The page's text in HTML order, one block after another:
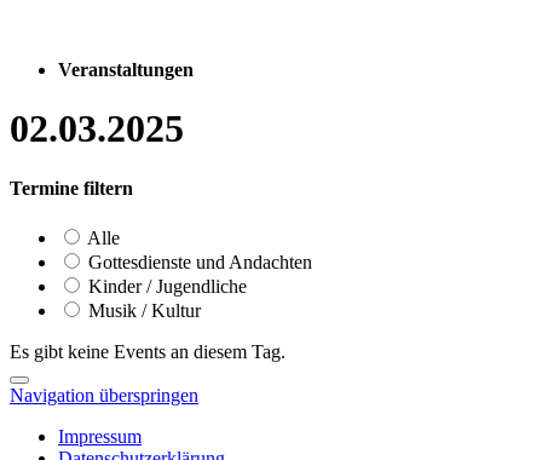
Veranstaltungen
02.03.2025
Termine filtern
Alle
Gottesdienste und Andachten
Kinder / Jugendliche
Musik / Kultur
Es gibt keine Events an diesem Tag.
Navigation überspringen
Impressum